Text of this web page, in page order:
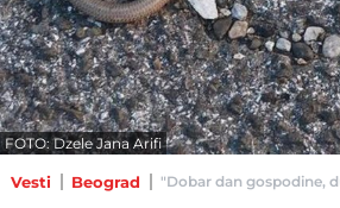
FOTO: Dzele Jana Arifi
Vesti Beograd "Dobar dan gospodine,